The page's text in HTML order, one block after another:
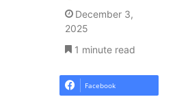
December 3,
2025
1 minute read
Facebook